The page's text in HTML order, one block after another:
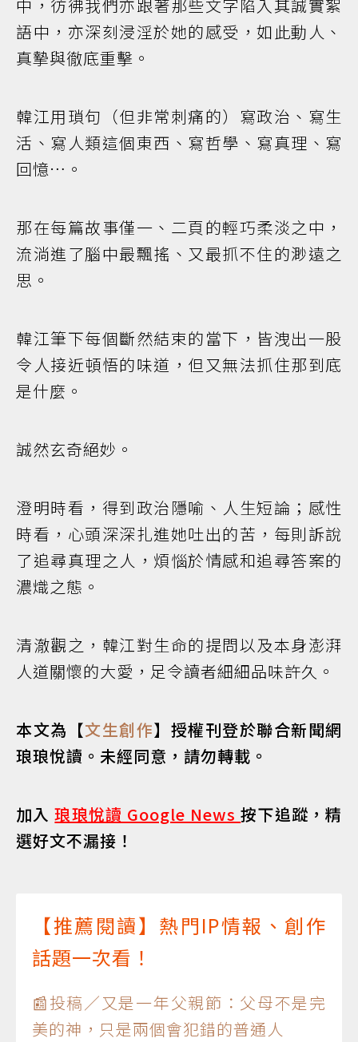
中，彷彿我們亦跟著那些文字陷入其誠實絮
語中，亦深刻浸淫於她的感受，如此動人、
真摯與徹底重擊。
韓江用瑣句（但非常刺痛的）寫政治、寫生
活、寫人類這個東西、寫哲學、寫真理、寫
回憶…。
那在每篇故事僅一、二頁的輕巧柔淡之中，
流淌進了腦中最飄搖、又最抓不住的渺遠之
思。
韓江筆下每個斷然結束的當下，皆洩出一股
令人接近頓悟的味道，但又無法抓住那到底
是什麼。
誠然玄奇絕妙。
澄明時看，得到政治隱喻、人生短論；感性
時看，心頭深深扎進她吐出的苦，每則訴說
了追尋真理之人，煩惱於情感和追尋答案的
濃熾之態。
清澈觀之，韓江對生命的提問以及本身澎湃
人道關懷的大愛，足令讀者細細品味許久。
本文為【文生創作】授權刊登於聯合新聞網
琅琅悅讀。未經同意，請勿轉載。
加入琅琅悅讀 Google News按下追蹤，精
選好文不漏接！
【推薦閱讀】熱門IP情報、創作
話題一次看！
📰投稿／又是一年父親節：父母不是完
美的神，只是兩個會犯錯的普通人